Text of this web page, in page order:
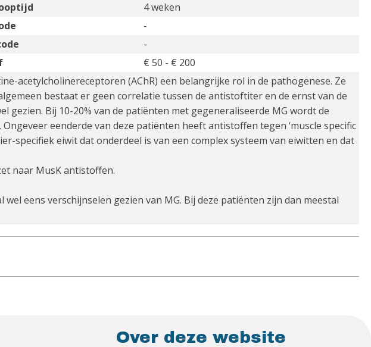
4 weken
-
-
€ 50 - € 200
acetylcholinereceptoren (AChR) een belangrijke rol in de pathogenese. Ze
bestaat er geen correlatie tussen de antistoftiter en de ernst van de
gezien. Bij 10-20% van de patiënten met gegeneraliseerde MG wordt de
eenderde van deze patiënten heeft antistoffen tegen ‘muscle specific
specifiek eiwit dat onderdeel is van een complex systeem van eiwitten en dat
naar MusK antistoffen.
eens verschijnselen gezien van MG. Bij deze patiënten zijn dan meestal
Over deze website